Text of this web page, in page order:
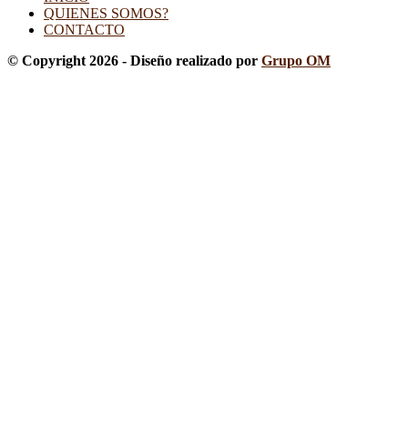
QUIENES SOMOS?
CONTACTO
© Copyright 2026 - Diseño realizado por Grupo OM